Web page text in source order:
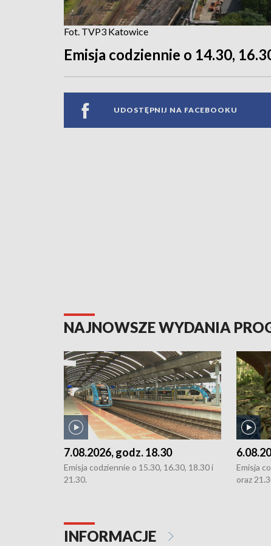
Fot. TVP3 Katowice
Emisja codziennie o 14.30,
UDOSTĘPNIJ NA FACEBOOKU
NAJNOWSZE WYDANIA
7.08.2026, godz. 18.30
Emisja codziennie o 15.30, 16.30, 18.30 i
21.30.
Emisja
oraz
INFORMACJE